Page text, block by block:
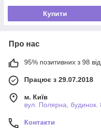
Купити
Про нас
95% позитивних з 98
Працює з 29.07.2018
м. Київ
вул. Полярна, будинок.
Контакти